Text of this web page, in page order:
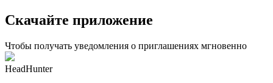
Скачайте приложение
Чтобы получать уведомления о приглашениях мгновенно
HeadHunter